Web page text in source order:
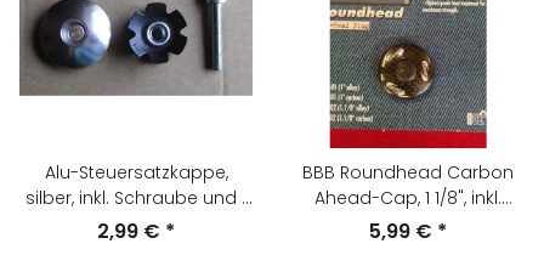
Alu-Steuersatzkappe,
silber, inkl. Schraube und 1
1/8" Aheadkralle, NEU/
2,99 € *
BBB Roundhead Carbon
Ahead-Cap, 1 1/8", inkl.
Schraube/Aheadkralle, NEU
5,99 € *